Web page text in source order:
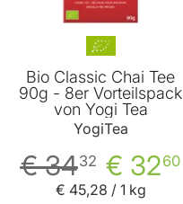
Bio Classic Chai Tee
90g - 8er Vorteilspack
von Yogi Tea
YogiTea
€ 3260
€ 3432
€ 45,28 / 1 kg